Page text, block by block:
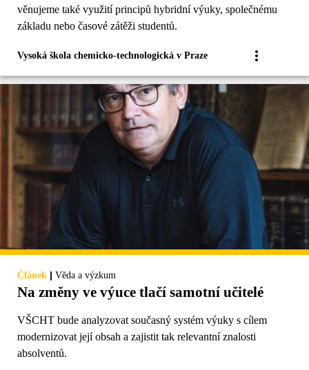
věnujeme také využití principů hybridní výuky, společnému
základu nebo časové zátěži studentů.
Vysoká škola chemicko-technologická v Praze
Článek | Věda a výzkum
Na změny ve výuce tlačí samotní učitelé
VŠCHT bude analyzovat současný systém výuky s cílem
modernizovat její obsah a zajistit tak relevantní znalosti
absolventů.